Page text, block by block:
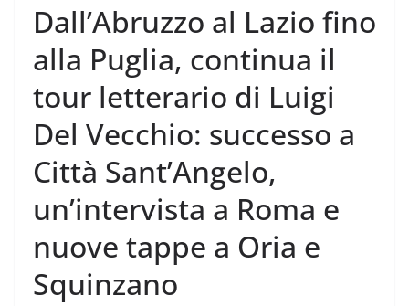
Dall’Abruzzo al Lazio fino
alla Puglia, continua il
tour letterario di Luigi
Del Vecchio: successo a
Città Sant’Angelo,
un’intervista a Roma e
nuove tappe a Oria e
Squinzano